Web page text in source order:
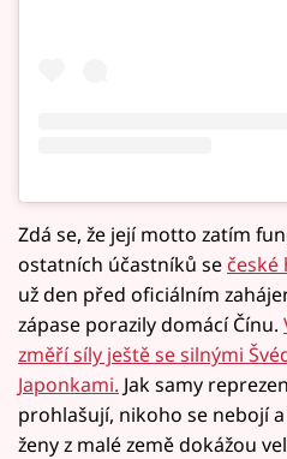
Zdá se, že její motto zatím
ostatních účastníků se české
už den před oficiálním
zápase porazily domácí Čínu.
změří síly ještě se silnými
Japonkami. Jak samy
prohlašují, nikoho se nebojí
ženy z malé země dokážou